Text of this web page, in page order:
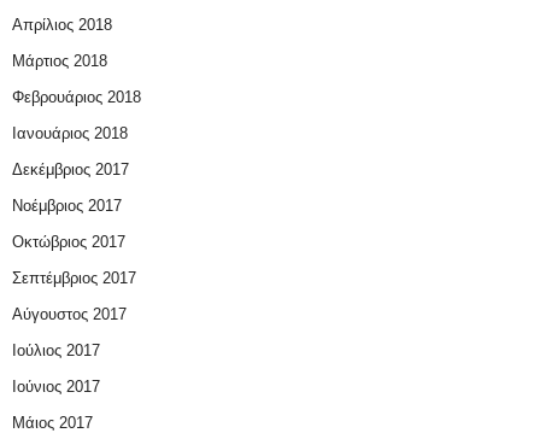
Απρίλιος 2018
Μάρτιος 2018
Φεβρουάριος 2018
Ιανουάριος 2018
Δεκέμβριος 2017
Νοέμβριος 2017
Οκτώβριος 2017
Σεπτέμβριος 2017
Αύγουστος 2017
Ιούλιος 2017
Ιούνιος 2017
Μάιος 2017